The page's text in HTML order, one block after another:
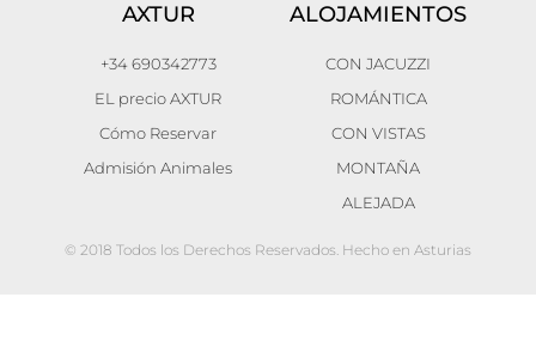
AXTUR
+34 690342773
EL precio AXTUR
Cómo Reservar
Admisión Animales
ALOJAMIENTOS
CON JACUZZI
ROMÁNTICA
CON VISTAS
MONTAÑA
ALEJADA
© 2018 Todos los Derechos Reservados. Hecho en Asturias